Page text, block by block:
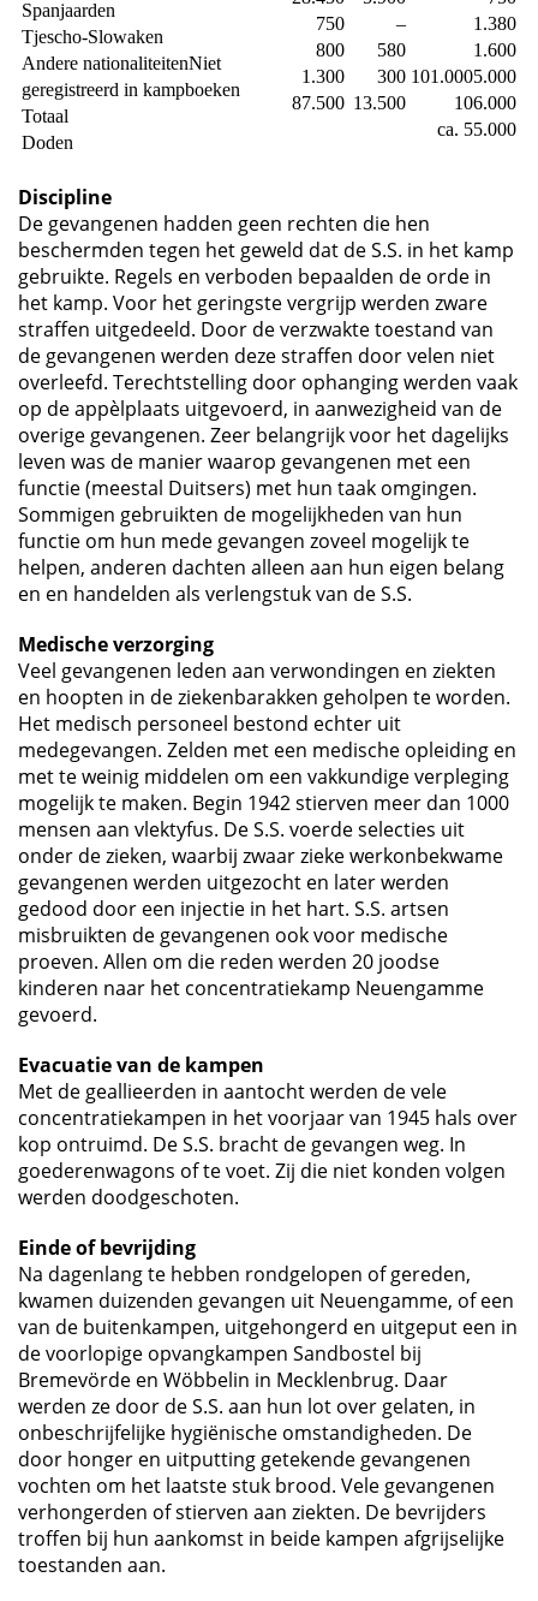
Spanjaarden
Tjescho-Slowaken
Andere nationaliteitenNiet
geregistreerd in kampboeken
Totaal
Doden
750
800
1.300
87.500
–
580
300
13.500
1.380
1.600
101.0005.000
106.000
ca. 55.000
Discipline
De gevangenen hadden geen rechten die hen
beschermden tegen het geweld dat de S.S. in het kamp
gebruikte. Regels en verboden bepaalden de orde in
het kamp. Voor het geringste vergrijp werden zware
straffen uitgedeeld. Door de verzwakte toestand van
de gevangenen werden deze straffen door velen niet
overleefd. Terechtstelling door ophanging werden vaak
op de appèlplaats uitgevoerd, in aanwezigheid van de
overige gevangenen. Zeer belangrijk voor het dagelijks
leven was de manier waarop gevangenen met een
functie (meestal Duitsers) met hun taak omgingen.
Sommigen gebruikten de mogelijkheden van hun
functie om hun mede gevangen zoveel mogelijk te
helpen, anderen dachten alleen aan hun eigen belang
en en handelden als verlengstuk van de S.S.
Medische verzorging
Veel gevangenen leden aan verwondingen en ziekten
en hoopten in de ziekenbarakken geholpen te worden.
Het medisch personeel bestond echter uit
medegevangen. Zelden met een medische opleiding en
met te weinig middelen om een vakkundige verpleging
mogelijk te maken. Begin 1942 stierven meer dan 1000
mensen aan vlektyfus. De S.S. voerde selecties uit
onder de zieken, waarbij zwaar zieke werkonbekwame
gevangenen werden uitgezocht en later werden
gedood door een injectie in het hart. S.S. artsen
misbruikten de gevangenen ook voor medische
proeven. Allen om die reden werden 20 joodse
kinderen naar het concentratiekamp Neuengamme
gevoerd.
Evacuatie van de kampen
Met de geallieerden in aantocht werden de vele
concentratiekampen in het voorjaar van 1945 hals over
kop ontruimd. De S.S. bracht de gevangen weg. In
goederenwagons of te voet. Zij die niet konden volgen
werden doodgeschoten.
Einde of bevrijding
Na dagenlang te hebben rondgelopen of gereden,
kwamen duizenden gevangen uit Neuengamme, of een
van de buitenkampen, uitgehongerd en uitgeput een in
de voorlopige opvangkampen Sandbostel bij
Bremevörde en Wöbbelin in Mecklenbrug. Daar
werden ze door de S.S. aan hun lot over gelaten, in
onbeschrijfelijke hygiënische omstandigheden. De
door honger en uitputting getekende gevangenen
vochten om het laatste stuk brood. Vele gevangenen
verhongerden of stierven aan ziekten. De bevrijders
troffen bij hun aankomst in beide kampen afgrijselijke
toestanden aan.